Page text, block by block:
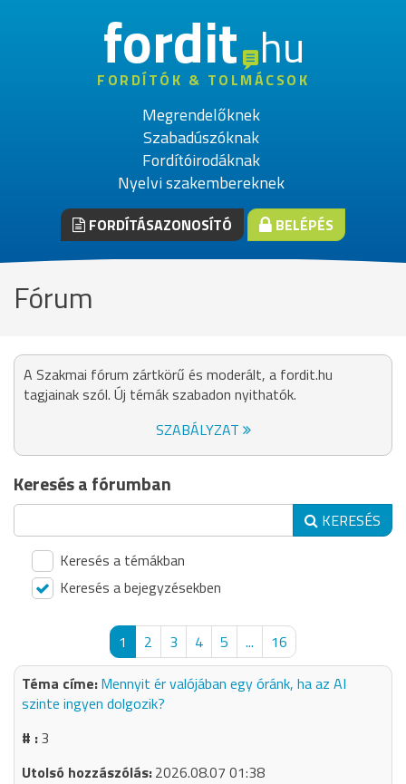
fordithu
FORDÍTÓK & TOLMÁCSOK
Megrendelőknek
Szabadúszóknak
Fordítóirodáknak
Nyelvi szakembereknek
FORDÍTÁSAZONOSÍTÓ BELÉPÉS
Fórum
A Szakmai fórum zártkörű és moderált, a fordit.hu
tagjainak szól. Új témák szabadon nyithatók.
SZABÁLYZAT
Keresés a fórumban
KERESÉS
Keresés a témákban
Keresés a bejegyzésekben
1 2 3 4 5 ...
16
Mennyit ér valójában egy óránk, ha az AI
szinte ingyen dolgozik?
3
2026.08.07 01:38